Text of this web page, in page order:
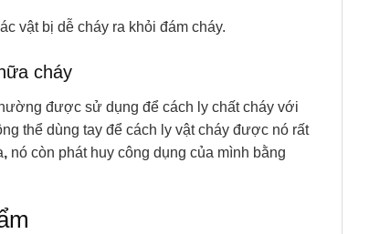
vật bị dễ cháy ra khỏi đám cháy.
cháy
được sử dụng để cách ly chất cháy với
thể dùng tay để cách ly vật cháy được nó rất
, nó còn phát huy công dụng của mình bằng